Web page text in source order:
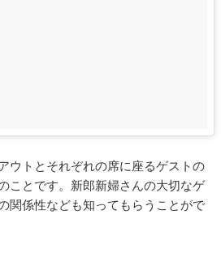
ウトとそれぞれの席に座るゲストの
ことです。新郎新婦さんの大切なゲ
関係性なども知ってもらうことがで